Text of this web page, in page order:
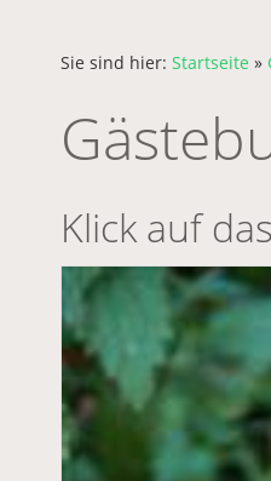
Sie sind hier: Startseite »
Klick auf